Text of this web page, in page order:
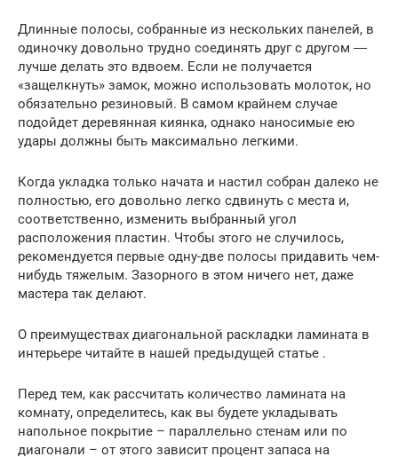
Длинные полосы, собранные из нескольких панелей, в
одиночку довольно трудно соединять друг с другом ―
лучше делать это вдвоем. Если не получается
«защелкнуть» замок, можно использовать молоток, но
обязательно резиновый. В самом крайнем случае
подойдет деревянная киянка, однако наносимые ею
удары должны быть максимально легкими.
Когда укладка только начата и настил собран далеко не
полностью, его довольно легко сдвинуть с места и,
соответственно, изменить выбранный угол
расположения пластин. Чтобы этого не случилось,
рекомендуется первые одну-две полосы придавить чем-
нибудь тяжелым. Зазорного в этом ничего нет, даже
мастера так делают.
О преимуществах диагональной раскладки ламината в
интерьере читайте в нашей предыдущей статье .
Перед тем, как рассчитать количество ламината на
комнату, определитесь, как вы будете укладывать
напольное покрытие – параллельно стенам или по
диагонали – от этого зависит процент запаса на